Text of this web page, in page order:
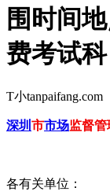
围时间
费考试
T小
深圳 市市场监督管
各有关单位：